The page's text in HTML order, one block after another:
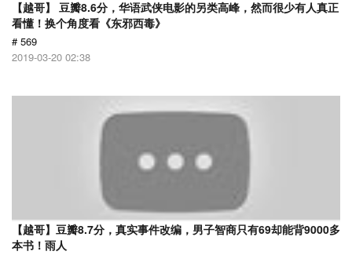
【越哥】 豆瓣8.6分，华语武侠电影的另类高峰，然而很少有人真正
看懂！换个角度看《东邪西毒》
# 569
2019-03-20 02:38
【越哥】豆瓣8.7分，真实事件改编，男子智商只有69却能背9000多
本书！雨人